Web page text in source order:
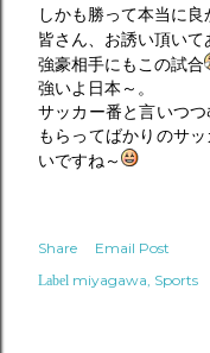
しかも勝って本当に良
皆さん、お誘い頂い
強豪相手にもこの試合
強いよ日本～。
サッカー番と言いつ
もらってばかりのサ
いですね～
Share Email Post
Label miyagawa Sports